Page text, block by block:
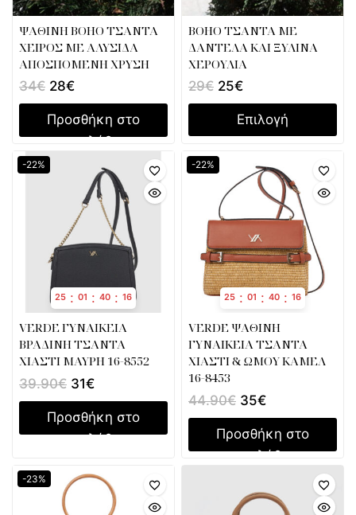
ΨΑΘΙΝΗ ΒΟΗΟ ΤΣΑΝΤΑ
ΧΕΙΡΟΣ ΜΕ ΑΛΥΣΙΔΑ
ΑΠΟΣΠΟΜΕΝΗ ΧΡΥΣΗ
34€ 28€
Προσθήκη στο
καλάθι
ΒΟΗΟ ΤΣΑΝΤΑ ΜΕ
ΔΑΝΤΕΛΑ ΚΑΙ ΞΥΛΙΝΑ
ΧΕΡΟΥΛΙΑ
29€ 25€
Επιλογή
-22%
25 : 01 : 40 : 16
VERDE ΓΥΝΑΙΚΕΙΑ
ΒΡΑΔΙΝΗ ΤΣΑΝΤΑ
ΧΙΑΣΤΙ ΜΑΥΡΗ 16-8552
39.90€ 31€
Προσθήκη στο
καλάθι
-22%
25 : 01 : 40 : 16
VERDE ΨΑΘΙΝΗ
ΓΥΝΑΙΚΕΙΑ ΤΣΑΝΤΑ
ΧΙΑΣΤΙ & ΩΜΟΥ ΚΑΜΕΛ
16-8453
44.90€ 35€
Προσθήκη στο
καλάθι
-23%